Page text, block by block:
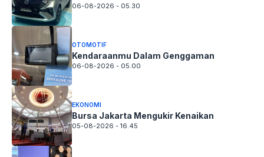
06-08-2026 - 05.30
OTOMOTIF
Kendaraanmu Dalam Genggaman
06-08-2026 - 05.00
EKONOMI
Bursa Jakarta Mengukir Kenaikan
05-08-2026 - 16.45